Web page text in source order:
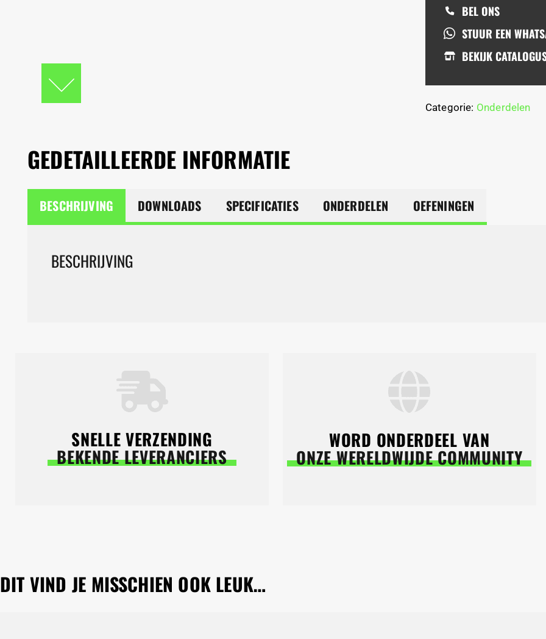
BEL ONS
STUUR EEN
BEKIJK
Categorie: Onderdelen
GEDETAILLEERDE INFORMATIE
BESCHRIJVING DOWNLOADS SPECIFICATIES ONDERDELEN OEFENINGEN
BESCHRIJVING
SNELLE VERZENDING
BEKENDE LEVERANCIERS
WORD ONDERDEEL VAN
ONZE WERELDWIJDE COMMUNITY
DIT VIND JE MISSCHIEN OOK LEUK…